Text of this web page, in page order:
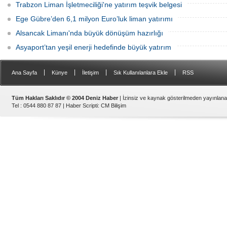
Trabzon Liman İşletmeciliği'ne yatırım teşvik belgesi
Ege Gübre’den 6,1 milyon Euro’luk liman yatırımı
Alsancak Limanı'nda büyük dönüşüm hazırlığı
Asyaport’tan yeşil enerji hedefinde büyük yatırım
Ana Sayfa Künye İletişim Sık Kullanılanlara Ekle RSS
Tüm Hakları Saklıdır © 2004 Deniz Haber | İzinsiz ve kaynak gösterilmeden
Tel : 0544 880 87 87 | Haber Scripti: CM Bilişim